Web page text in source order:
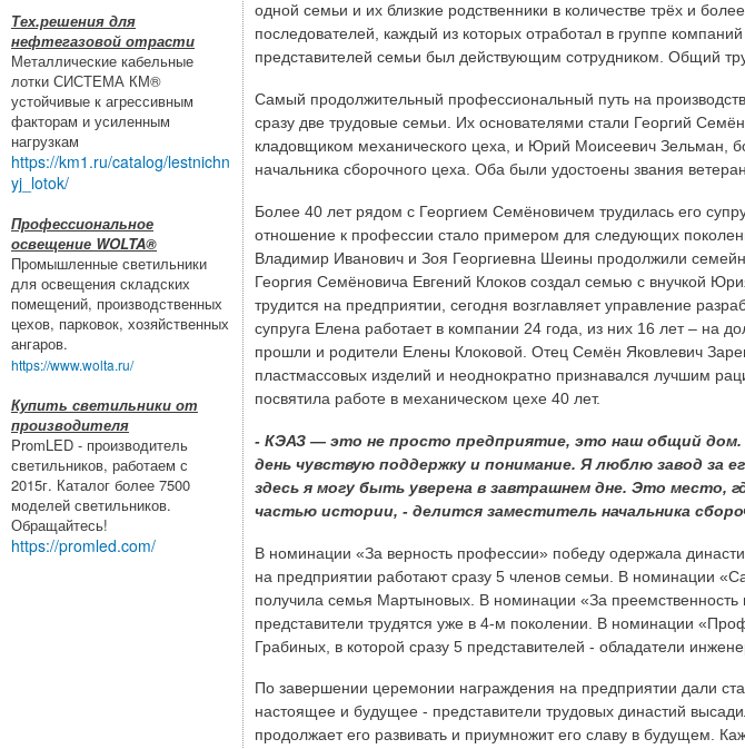
Тех.решения для
нефтегазовой отрасти
Металлические кабельные
лотки СИСТЕМА КМ®
устойчивые к агрессивным
факторам и усиленным
нагрузкам
https://km1.ru/catalog/lestnichn
yj_lotok/
Профессиональное
освещение WOLTA®
Промышленные светильники
для освещения складских
помещений, производственных
цехов, парковок, хозяйственных
ангаров.
https://www.wolta.ru/
Купить светильники от
производителя
PromLED - производитель
светильников, работаем с
2015г. Каталог более 7500
моделей светильников.
Обращайтесь!
https://promled.com/
одной семьи и их близкие родственники в количестве трёх и
последователей, каждый из которых отработал в группе
представителей семьи был действующим сотрудником. Общий
Самый продолжительный профессиональный путь на
сразу две трудовые семьи. Их основателями стали Георгий
кладовщиком механического цеха, и Юрий Моисеевич Зельман,
начальника сборочного цеха. Оба были удостоены звания
Более 40 лет рядом с Георгием Семёновичем трудилась его
отношение к профессии стало примером для следующих
Владимир Иванович и Зоя Георгиевна Шеины продолжили
Георгия Семёновича Евгений Клоков создал семью с внучкой
трудится на предприятии, сегодня возглавляет управление
супруга Елена работает в компании 24 года, из них 16 лет – на
прошли и родители Елены Клоковой. Отец Семён Яковлевич
пластмассовых изделий и неоднократно признавался лучшим
посвятила работе в механическом цехе 40 лет.
- КЭАЗ — это не просто предприятие, это наш общий дом.
день чувствую поддержку и понимание. Я люблю завод за
здесь я могу быть уверена в завтрашнем дне. Это место,
частью истории, - делится заместитель начальника
В номинации «За верность профессии» победу одержала
на предприятии работают сразу 5 членов семьи. В номинации
получила семья Мартыновых. В номинации «За
представители трудятся уже в 4-м поколении. В номинации
Грабиных, в которой сразу 5 представителей - обладатели
По завершении церемонии награждения на предприятии дали
настоящее и будущее - представители трудовых династий
продолжает его развивать и приумножит его славу в будущем.